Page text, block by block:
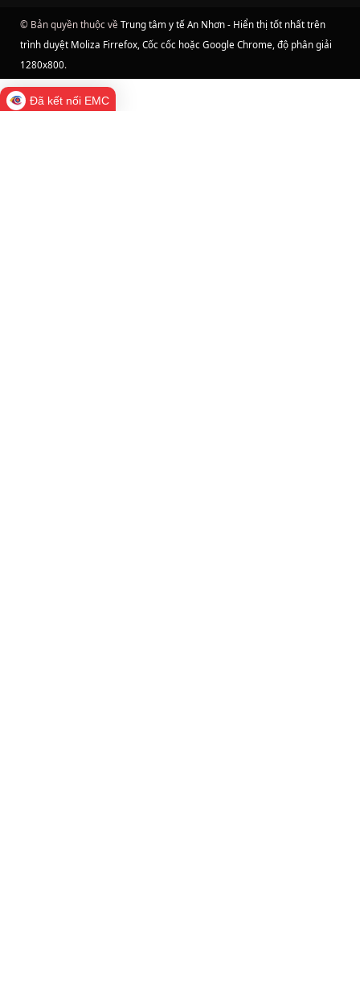
© Bản quyền thuộc về Trung tâm y tế An Nhơn - Hiển thị tốt nhất trên
trình duyệt Moliza Firrefox, Cốc cốc hoặc Google Chrome, độ phân giải
1280x800.
Đã kết nối EMC